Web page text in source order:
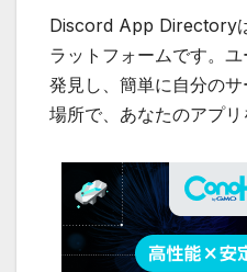
Discord App Directory
ラットフォームです。
発見し、簡単に自分の
場所で、あなたのアプリ